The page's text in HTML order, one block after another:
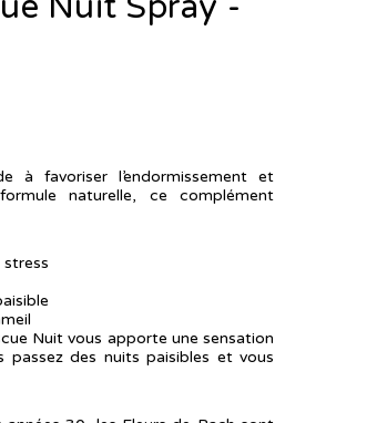
à favoriser l’endormissement et
naturelle, ce complément
stress
Nuit vous apporte une sensation
passez des nuits paisibles et vous